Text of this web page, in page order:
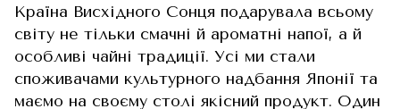
Країна Висхідного Сонця подарувала всьому
світу не тільки смачні й ароматні напої, а й
особливі чайні традиції. Усі ми стали
споживачами культурного надбання Японії та
маємо на своєму столі якісний продукт. Один